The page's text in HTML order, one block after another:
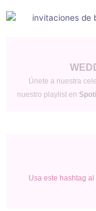
Únete a nuestra
nuestro playlist en
Usa este hashtag